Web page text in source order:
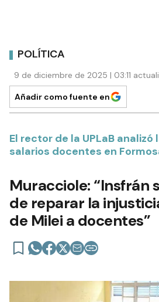
POLÍTICA
9 de diciembre de 2025 | 03:11
Añadir como fuente en
El rector de la UPLaB
salarios docentes en
Muracciole: “Insfrán
de reparar la
de Milei a docentes”